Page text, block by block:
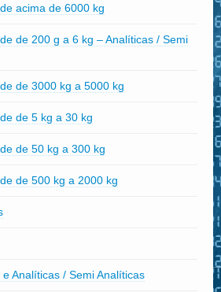
acima de 6000 kg
de 200 g a 6 kg – Analíticas / Semi
de 3000 kg a 5000 kg
de 5 kg a 30 kg
de 50 kg a 300 kg
de 500 kg a 2000 kg
Analíticas / Semi Analíticas